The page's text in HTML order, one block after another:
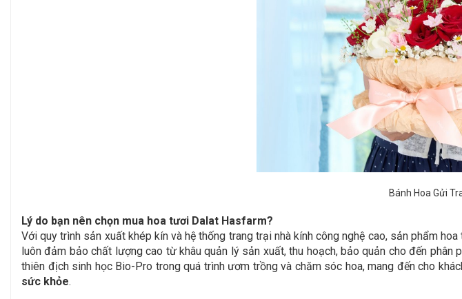
Bánh Hoa Gửi
Lý do bạn nên chọn mua hoa tươi Dalat Hasfarm?
Với quy trình sản xuất khép kín và hệ thống trang trại nhà kính công nghệ cao, sản phẩm
luôn đảm bảo chất lượng cao từ khâu quản lý sản xuất, thu hoạch, bảo quản cho đến
thiên địch sinh học Bio-Pro trong quá trình ươm trồng và chăm sóc hoa, mang đến cho
sức khỏe.